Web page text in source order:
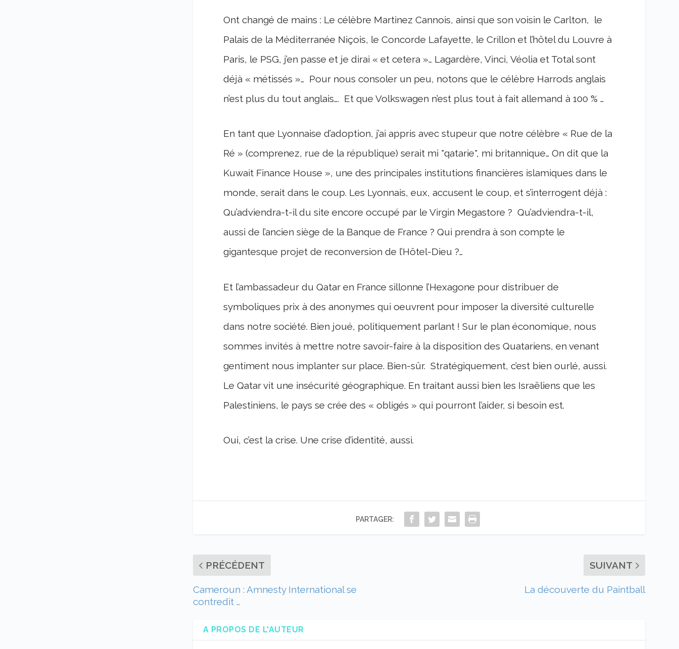
Ont changé de mains : Le célèbre Martinez Cannois, ainsi que son voisin le Carlton, le
Palais de la Méditerranée Niçois, le Concorde Lafayette, le Crillon et l’hôtel du Louvre à
Paris, le PSG, j’en passe et je dirai « et cetera »… Lagardère, Vinci, Véolia et Total sont
déjà « métissés »… Pour nous consoler un peu, notons que le célèbre Harrods anglais
n’est plus du tout anglais…. Et que Volkswagen n’est plus tout à fait allemand à 100 % …
En tant que Lyonnaise d’adoption, j’ai appris avec stupeur que notre célèbre « Rue de la
Ré » (comprenez, rue de la république) serait mi "qatarie", mi britannique… On dit que la
Kuwait Finance House », une des principales institutions financières islamiques dans le
monde, serait dans le coup. Les Lyonnais, eux, accusent le coup, et s’interrogent déjà :
Qu’adviendra-t-il du site encore occupé par le Virgin Megastore ? Qu’adviendra-t-il,
aussi de l’ancien siège de la Banque de France ? Qui prendra à son compte le
gigantesque projet de reconversion de l’Hôtel-Dieu ?…
Et l’ambassadeur du Qatar en France sillonne l’Hexagone pour distribuer de
symboliques prix à des anonymes qui oeuvrent pour imposer la diversité culturelle
dans notre société. Bien joué, politiquement parlant ! Sur le plan économique, nous
sommes invités à mettre notre savoir-faire à la disposition des Quatariens, en venant
gentiment nous implanter sur place. Bien-sûr. Stratégiquement, c’est bien ourlé, aussi.
Le Qatar vit une insécurité géographique. En traitant aussi bien les Israëliens que les
Palestiniens, le pays se crée des « obligés » qui pourront l’aider, si besoin est.
Oui, c’est la crise. Une crise d’identité, aussi.
PARTAGER:
PRÉCÉDENT
Cameroun : Amnesty International se
contredit …
SUIVANT
La découverte du Paintball
A PROPOS DE L'AUTEUR